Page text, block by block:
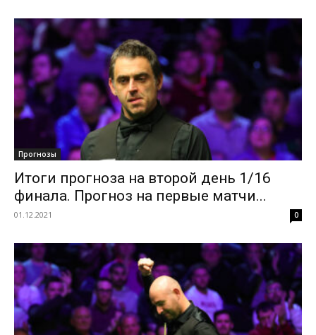
Прогнозы
Итоги прогноза на второй день 1/16
финала. Прогноз на первые матчи...
01.12.2021 0